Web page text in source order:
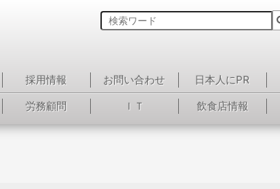
採用情報 お問い合わせ
日本人にPR
労務顧問 ＩＴ 飲食店情報